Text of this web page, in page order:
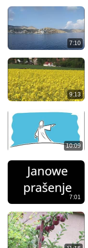
7:10
9:13
10:09
7:01